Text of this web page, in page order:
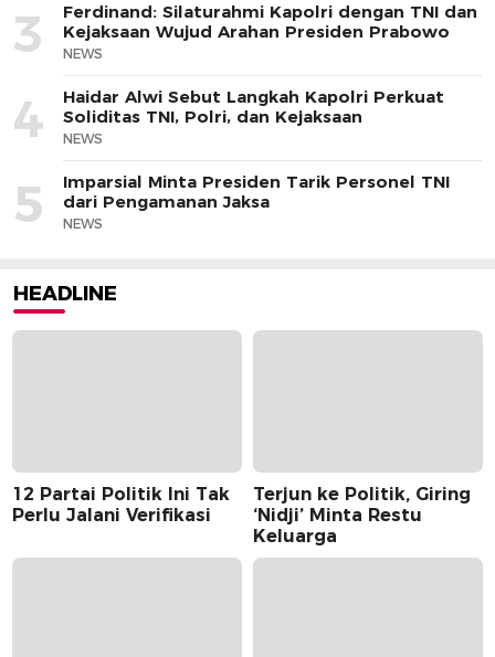
3
Ferdinand: Silaturahmi Kapolri dengan TNI dan
Kejaksaan Wujud Arahan Presiden Prabowo
NEWS
4
Haidar Alwi Sebut Langkah Kapolri Perkuat
Soliditas TNI, Polri, dan Kejaksaan
NEWS
5
Imparsial Minta Presiden Tarik Personel TNI
dari Pengamanan Jaksa
NEWS
HEADLINE
12 Partai Politik Ini Tak
Perlu Jalani Verifikasi
Terjun ke Politik, Giring
‘Nidji’ Minta Restu
Keluarga